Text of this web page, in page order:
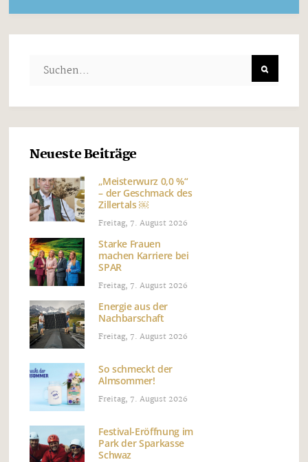
Neueste Beiträge
„Meisterwurz 0,0 %“
– der Geschmack des
Zillertals ￼
Freitag, 7. August 2026
Starke Frauen
machen Karriere bei
SPAR
Freitag, 7. August 2026
Energie aus der
Nachbarschaft
Freitag, 7. August 2026
So schmeckt der
Almsommer!
Freitag, 7. August 2026
Festival-Eröffnung im
Park der Sparkasse
Schwaz